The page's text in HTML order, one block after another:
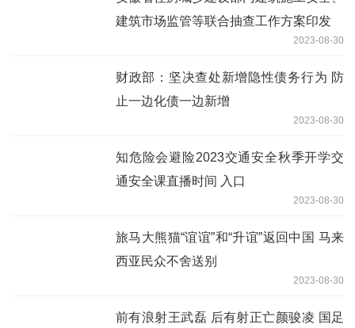
建筑市场监管等联合抽查工作方案印发
2023-08-30
财政部：坚决查处新增隐性债务行为 防
止一边化债一边新增
2023-08-30
知危险会避险2023交通安全秋季开学交
通安全课直播时间 入口
2023-08-30
旅马大熊猫“谊谊”和“升谊”返回中国 马来
西亚民众不舍送别
2023-08-30
前有浪射王武磊 后有射正亡颜骏凌 国足